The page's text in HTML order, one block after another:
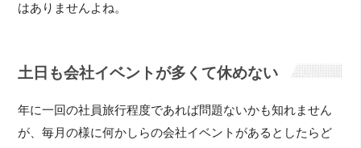
はありませんよね。
土日も会社イベントが多くて休めない
年に一回の社員旅行程度であれば問題ないかも知れません
が、毎月の様に何かしらの会社イベントがあるとしたらど